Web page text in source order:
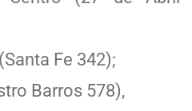
Fe 342);
Barros 578),